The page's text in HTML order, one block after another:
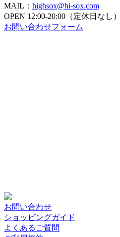
MAIL： highsox@hi-sox.com
OPEN 12:00-20:00（定休日なし）
お問い合わせフォーム
お問い合わせ
ショッピングガイド
よくあるご質問